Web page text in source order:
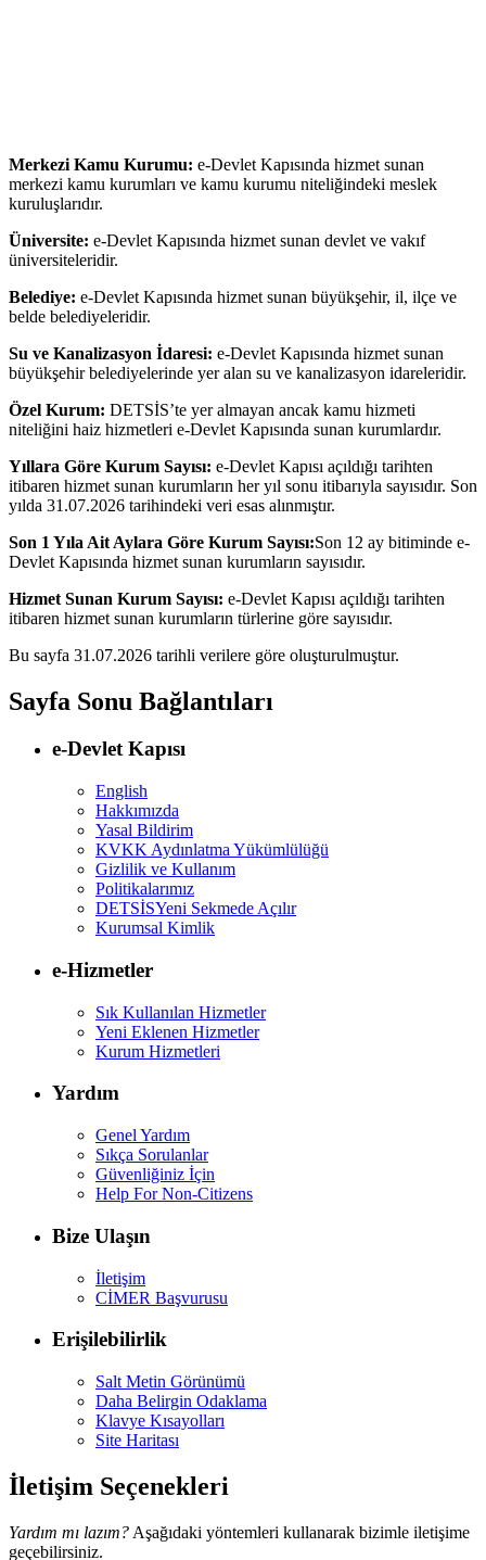
Merkezi Kamu Kurumu: e-Devlet Kapısında hizmet sunan
merkezi kamu kurumları ve kamu kurumu niteliğindeki meslek
kuruluşlarıdır.
Üniversite: e-Devlet Kapısında hizmet sunan devlet ve vakıf
üniversiteleridir.
Belediye: e-Devlet Kapısında hizmet sunan büyükşehir, il, ilçe ve
belde belediyeleridir.
Su ve Kanalizasyon İdaresi: e-Devlet Kapısında hizmet sunan
büyükşehir belediyelerinde yer alan su ve kanalizasyon idareleridir.
Özel Kurum: DETSİS’te yer almayan ancak kamu hizmeti
niteliğini haiz hizmetleri e-Devlet Kapısında sunan kurumlardır.
Yıllara Göre Kurum Sayısı: e-Devlet Kapısı açıldığı tarihten
itibaren hizmet sunan kurumların her yıl sonu itibarıyla sayısıdır. Son
yılda 31.07.2026 tarihindeki veri esas alınmıştır.
Son 1 Yıla Ait Aylara Göre Kurum Sayısı:Son 12 ay bitiminde e-
Devlet Kapısında hizmet sunan kurumların sayısıdır.
Hizmet Sunan Kurum Sayısı: e-Devlet Kapısı açıldığı tarihten
itibaren hizmet sunan kurumların türlerine göre sayısıdır.
Bu sayfa 31.07.2026 tarihli verilere göre oluşturulmuştur.
Sayfa Sonu Bağlantıları
e-Devlet Kapısı
English
Hakkımızda
Yasal Bildirim
KVKK Aydınlatma Yükümlülüğü
Gizlilik ve Kullanım
Politikalarımız
DETSİSYeni Sekmede Açılır
Kurumsal Kimlik
e-Hizmetler
Sık Kullanılan Hizmetler
Yeni Eklenen Hizmetler
Kurum Hizmetleri
Yardım
Genel Yardım
Sıkça Sorulanlar
Güvenliğiniz İçin
Help For Non-Citizens
Bize Ulaşın
İletişim
CİMER Başvurusu
Erişilebilirlik
Salt Metin Görünümü
Daha Belirgin Odaklama
Klavye Kısayolları
Site Haritası
İletişim Seçenekleri
Yardım mı lazım? Aşağıdaki yöntemleri kullanarak bizimle iletişime
geçebilirsiniz.